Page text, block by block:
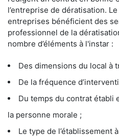
l’entreprise de dératisation.
entreprises bénéficient des
professionnel de la
nombre d’éléments à l'instar :
Des dimensions du local à
De la fréquence
Du temps du contrat établi
la personne morale ;
Le type de l’établissement